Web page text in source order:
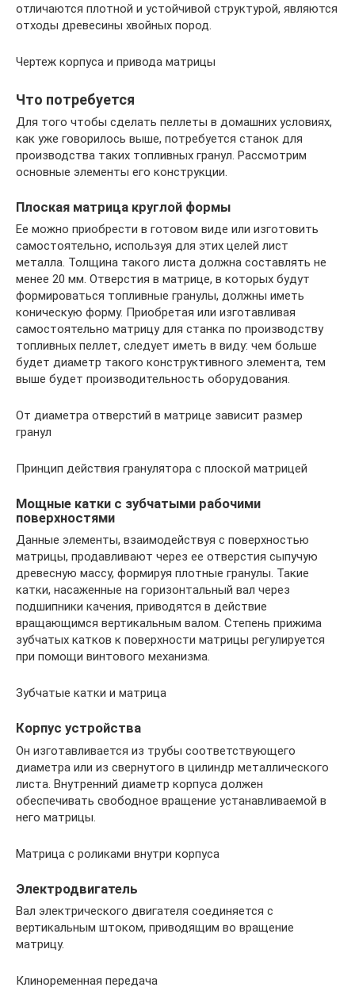
отличаются плотной и устойчивой структурой, являются
отходы древесины хвойных пород.
Чертеж корпуса и привода матрицы
Что потребуется
Для того чтобы сделать пеллеты в домашних условиях,
как уже говорилось выше, потребуется станок для
производства таких топливных гранул. Рассмотрим
основные элементы его конструкции.
Плоская матрица круглой формы
Ее можно приобрести в готовом виде или изготовить
самостоятельно, используя для этих целей лист
металла. Толщина такого листа должна составлять не
менее 20 мм. Отверстия в матрице, в которых будут
формироваться топливные гранулы, должны иметь
коническую форму. Приобретая или изготавливая
самостоятельно матрицу для станка по производству
топливных пеллет, следует иметь в виду: чем больше
будет диаметр такого конструктивного элемента, тем
выше будет производительность оборудования.
От диаметра отверстий в матрице зависит размер
гранул
Принцип действия гранулятора с плоской матрицей
Мощные катки с зубчатыми рабочими
поверхностями
Данные элементы, взаимодействуя с поверхностью
матрицы, продавливают через ее отверстия сыпучую
древесную массу, формируя плотные гранулы. Такие
катки, насаженные на горизонтальный вал через
подшипники качения, приводятся в действие
вращающимся вертикальным валом. Степень прижима
зубчатых катков к поверхности матрицы регулируется
при помощи винтового механизма.
Зубчатые катки и матрица
Корпус устройства
Он изготавливается из трубы соответствующего
диаметра или из свернутого в цилиндр металлического
листа. Внутренний диаметр корпуса должен
обеспечивать свободное вращение устанавливаемой в
него матрицы.
Матрица с роликами внутри корпуса
Электродвигатель
Вал электрического двигателя соединяется с
вертикальным штоком, приводящим во вращение
матрицу.
Клиноременная передача